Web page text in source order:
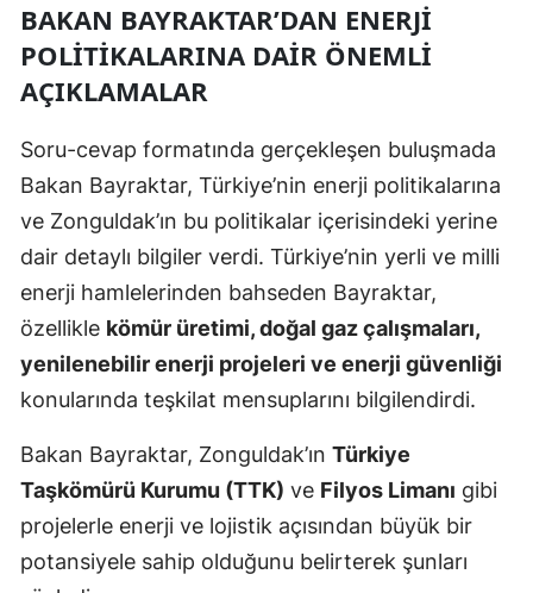
BAKAN BAYRAKTAR’DAN ENERJİ
POLİTİKALARINA DAİR ÖNEMLİ
AÇIKLAMALAR
Soru-cevap formatında gerçekleşen buluşmada
Bakan Bayraktar, Türkiye’nin enerji politikalarına
ve Zonguldak’ın bu politikalar içerisindeki yerine
dair detaylı bilgiler verdi. Türkiye’nin yerli ve milli
enerji hamlelerinden bahseden Bayraktar,
özellikle kömür üretimi, doğal gaz çalışmaları,
yenilenebilir enerji projeleri ve enerji güvenliği
konularında teşkilat mensuplarını bilgilendirdi.
Bakan Bayraktar, Zonguldak’ın Türkiye
Taşkömürü Kurumu (TTK) ve Filyos Limanı gibi
projelerle enerji ve lojistik açısından büyük bir
potansiyele sahip olduğunu belirterek şunları